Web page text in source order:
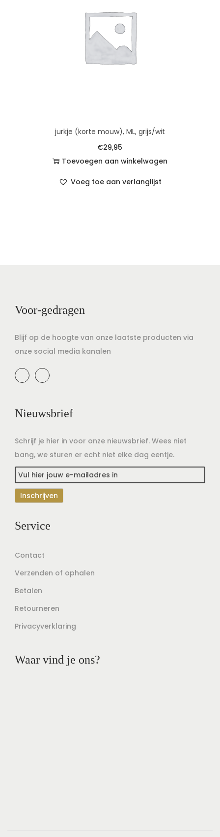
jurkje (korte mouw), ML, grijs/wit
€29,95
Toevoegen aan winkelwagen
Voeg toe aan verlanglijst
Voor-gedragen
Blijf op de hoogte van onze laatste producten via
onze social media kanalen
Nieuwsbrief
Schrijf je hier in voor onze nieuwsbrief. Wees niet
bang, we sturen er echt niet elke dag eentje.
Service
Contact
Verzenden of ophalen
Betalen
Retourneren
Privacyverklaring
Waar vind je ons?